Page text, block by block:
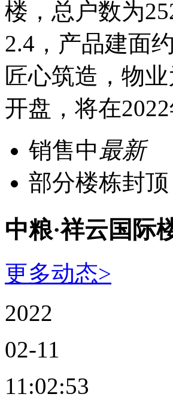
楼，总户数为
2.4，产品建面
匠心筑造，物
开盘，将在
销售中 最新
部分楼栋封
中粮·祥云国际
更多动态>
2022
02-11
11:02:53